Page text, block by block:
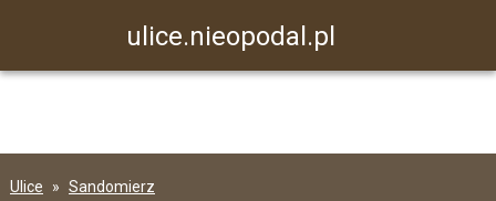
ulice.nieopodal.pl
Ulice Sandomierz